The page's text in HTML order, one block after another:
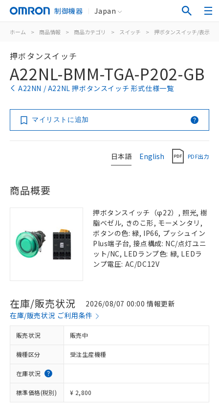
制御機器 Japan
ホーム > 商品情報 > 商品カテゴリ > スイッチ > 押ボタンスイッチ/表示灯
押ボタンスイッチ
A22NL-BMM-TGA-P202-GB
A22NN / A22NL 押ボタンスイッチ 形式仕様一覧
マイリストに追加
日本語 English PDF出力
商品概要
押ボタンスイッチ（φ22）, 照光, 樹
脂ベゼル, きのこ形, モーメンタリ,
ボタンの色: 緑, IP66, プッシュイン
Plus端子台, 接点構成: NC/点灯ユニ
ット/NC, LEDランプ色: 緑, LEDラ
ンプ電圧: AC/DC12V
在庫/販売状況
2026/08/07 00:00 情報更新
在庫/販売状況 ご利用条件
販売状況 販売中
機種区分 受注生産機種
在庫状況
標準価格(税別) ¥ 2,800